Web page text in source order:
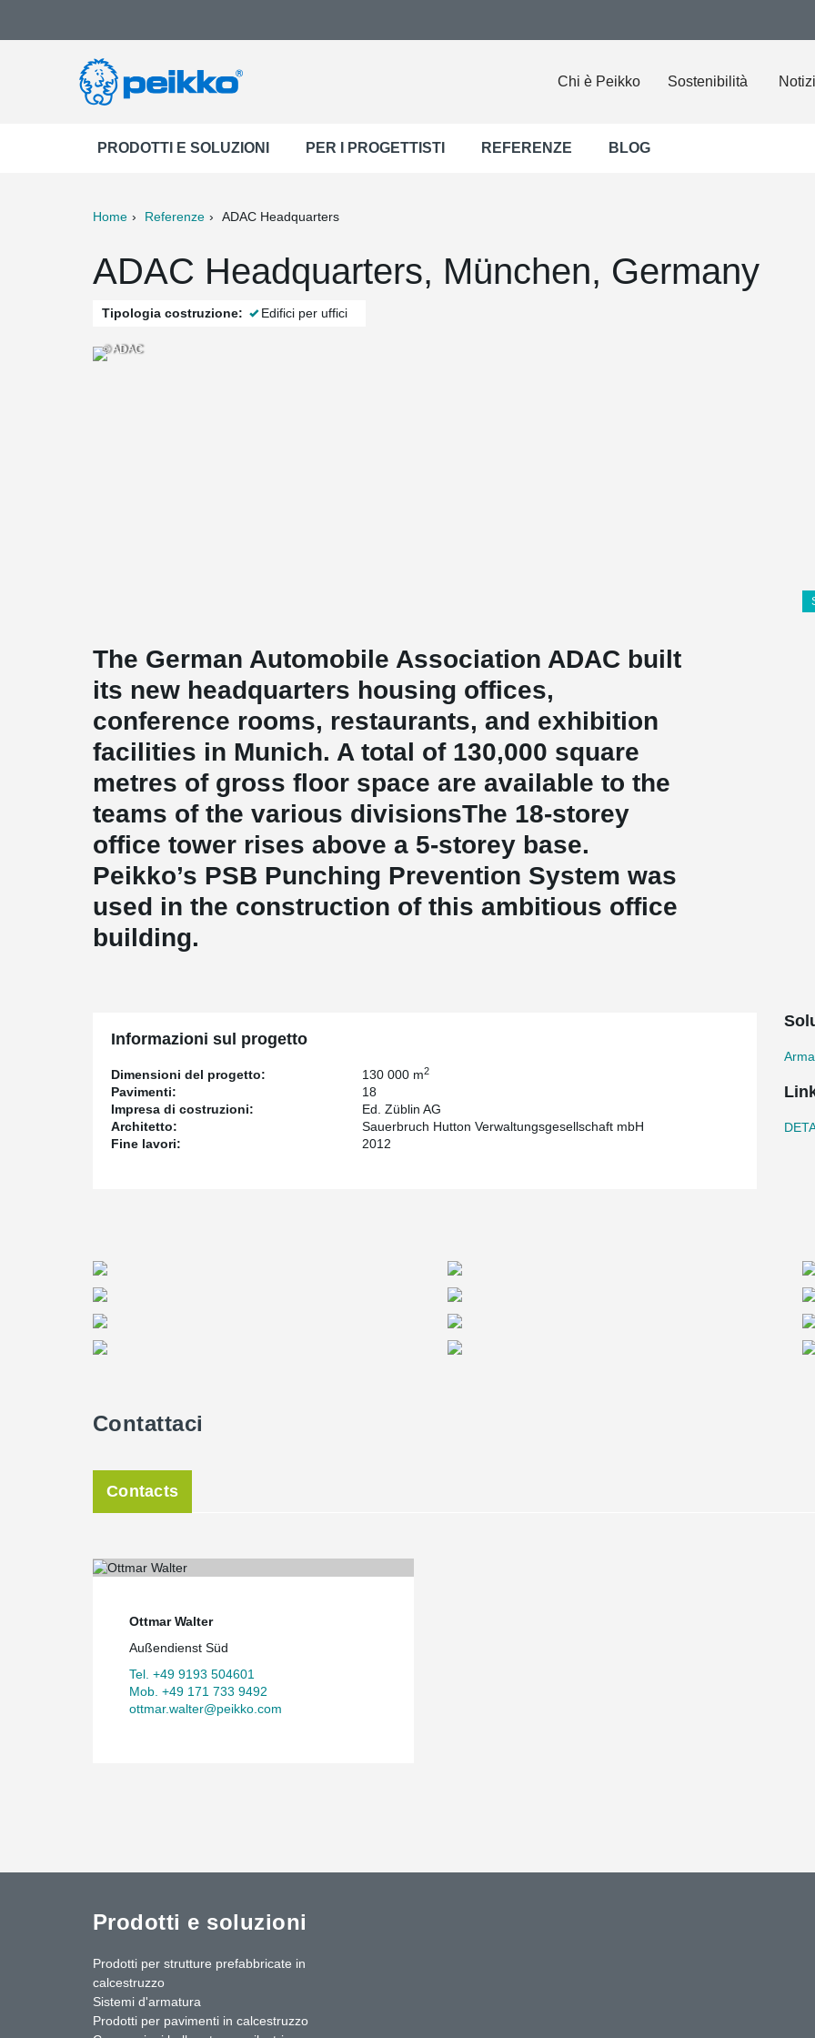
Chi è Peikko Sostenibilità
PRODOTTI E SOLUZIONI PER I PROGETTISTI REFERENZE BLOG
Home Referenze ADAC Headquarters
ADAC Headquarters, München, Germany
Tipologia costruzione: Edifici per uffici
© ADAC
The German Automobile Association ADAC built
its new headquarters housing offices,
conference rooms, restaurants, and exhibition
facilities in Munich. A total of 130,000 square
metres of gross floor space are available to the
teams of the various divisionsThe 18-storey
office tower rises above a 5-storey base.
Peikko’s PSB Punching Prevention System was
used in the construction of this ambitious office
building.
Informazioni sul progetto
Dimensioni del progetto: 130 000 m2
Pavimenti:
18
Impresa di costruzioni:
Ed. Züblin AG
Architetto:
Sauerbruch Hutton Verwaltungsgesellschaft mbH
Fine lavori:
2012
Contattaci
Contacts
Ottmar Walter
Außendienst Süd
Tel. +49 9193 504601
Mob. +49 171 733 9492
ottmar.walter@peikko.com
Prodotti e soluzioni
Prodotti per strutture prefabbricate in
calcestruzzo
Sistemi d'armatura
Prodotti per pavimenti in calcestruzzo